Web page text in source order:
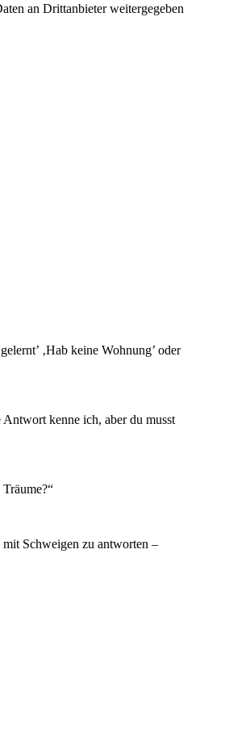
an Drittanbieter weitergegeben
‚Hab keine Wohnung’ oder
Antwort kenne ich, aber du musst
Schweigen zu antworten –